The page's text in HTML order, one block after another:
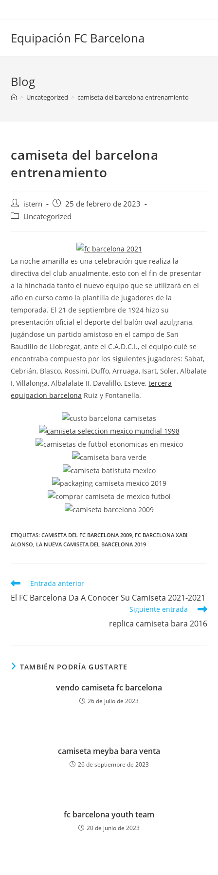
Equipación FC Barcelona
Blog
> Uncategorized > camiseta del barcelona entrenamiento
camiseta del barcelona
entrenamiento
Autor
de
istern
Publicación
de
25 de febrero de 2023
Categoría
Uncategorized
La noche amarilla es una celebración que realiza la
directiva del club anualmente, esto con el fin de presentar
a la hinchada tanto el nuevo equipo que se utilizará en el
año en curso como la plantilla de jugadores de la
temporada. El 21 de septiembre de 1924 hizo su
presentación oficial el deporte del balón oval azulgrana,
jugándose un partido amistoso en el campo de San
Baudilio de Llobregat, ante el C.A.D.C.I., el equipo culé se
encontraba compuesto por los siguientes jugadores: Sabat,
Cebrián, Blasco, Rossini, Duffo, Arruaga, Isart, Soler, Albalate
I, Villalonga, Albalalate II, Davalillo, Esteve,tercera
equipacion barcelona Ruiz y Fontanella.
ETIQUETAS:CAMISETA DEL FC BARCELONA 2009 FC BARCELONA XABI
ALONSO LA NUEVA CAMISETA DEL BARCELONA 2019
Leer
artículos
Entrada anterior
El FC Barcelona Da A Conocer Su Camiseta 2021-2021
Siguiente entrada
replica camiseta bara 2016
TAMBIÉN PODRÍA GUSTARTE
vendo camiseta fc barcelona
26 de julio de 2023
camiseta meyba bara venta
26 de septiembre de 2023
fc barcelona youth team
20 de junio de 2023